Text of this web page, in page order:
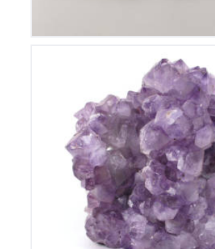
Améthyste du Brésil
135€